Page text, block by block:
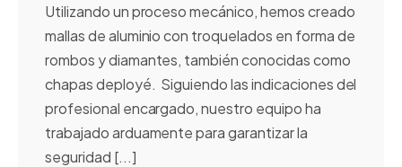
Utilizando un proceso mecánico, hemos creado
mallas de aluminio con troquelados en forma de
rombos y diamantes, también conocidas como
chapas deployé. Siguiendo las indicaciones del
profesional encargado, nuestro equipo ha
trabajado arduamente para garantizar la
seguridad [...]